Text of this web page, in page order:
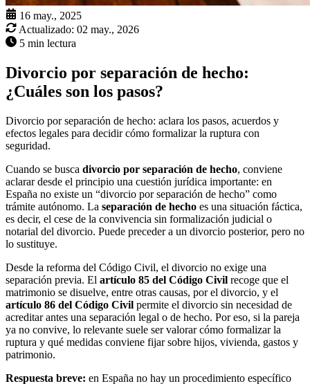
16 may., 2025
Actualizado: 02 may., 2026
5 min lectura
Divorcio por separación de hecho:
¿Cuáles son los pasos?
Divorcio por separación de hecho: aclara los pasos, acuerdos y
efectos legales para decidir cómo formalizar la ruptura con
seguridad.
Cuando se busca divorcio por separación de hecho, conviene
aclarar desde el principio una cuestión jurídica importante: en
España no existe un “divorcio por separación de hecho” como
trámite autónomo. La separación de hecho es una situación fáctica,
es decir, el cese de la convivencia sin formalización judicial o
notarial del divorcio. Puede preceder a un divorcio posterior, pero no
lo sustituye.
Desde la reforma del Código Civil, el divorcio no exige una
separación previa. El artículo 85 del Código Civil recoge que el
matrimonio se disuelve, entre otras causas, por el divorcio, y el
artículo 86 del Código Civil permite el divorcio sin necesidad de
acreditar antes una separación legal o de hecho. Por eso, si la pareja
ya no convive, lo relevante suele ser valorar cómo formalizar la
ruptura y qué medidas conviene fijar sobre hijos, vivienda, gastos y
patrimonio.
Respuesta breve: en España no hay un procedimiento específico